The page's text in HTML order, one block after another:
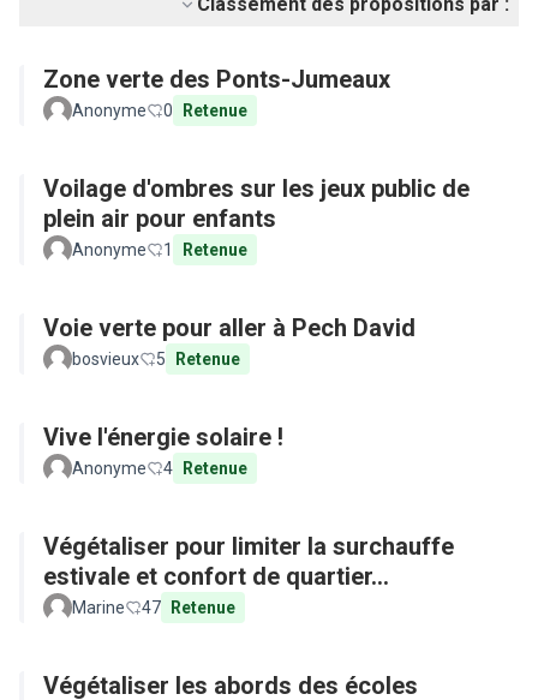
Zone verte des Ponts-Jumeaux
Anonyme 0 Retenue
Voilage d'ombres sur les jeux public de
plein air pour enfants
Anonyme 1 Retenue
Voie verte pour aller à Pech David
bosvieux 5 Retenue
Vive l'énergie solaire !
Anonyme 4 Retenue
Végétaliser pour limiter la surchauffe
estivale et confort de quartier...
Marine 47 Retenue
Végétaliser les abords des écoles